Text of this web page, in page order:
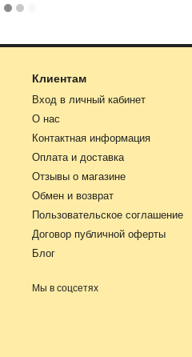
Клиентам
Вход в личный кабинет
О нас
Контактная информация
Оплата и доставка
Отзывы о магазине
Обмен и возврат
Пользовательское соглашение
Договор публичной оферты
Блог
Мы в соцсетях